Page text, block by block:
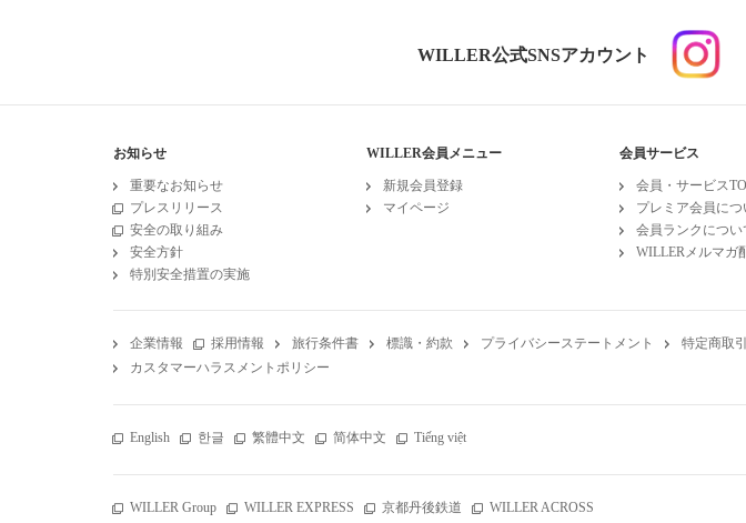
WILLER公式SNSアカウント
お知らせ
重要なお知らせ
プレスリリース
安全の取り組み
安全方針
特別安全措置の実施
WILLER会員メニュー
新規会員登録
マイページ
会員サービス
会員・サービス
プレミア会員につ
会員ランクについ
WILLERメルマガ
企業情報 採用情報 旅行条件書 標識・約款 プライバシーステートメント 特定商取
カスタマーハラスメントポリシー
English 한글 繁體中文 简体中文 Tiếng việt
WILLER Group WILLER EXPRESS 京都丹後鉄道 WILLER ACROSS